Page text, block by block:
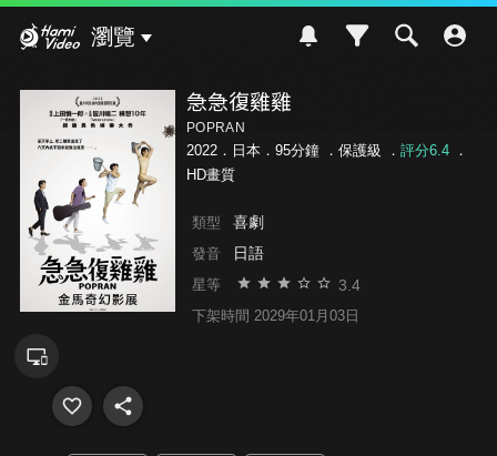
瀏覽
急急復雞雞
POPRAN
2022．日本．95分鐘 ． 保護級 ． 評分6.4．
HD畫質
類型 喜劇
發音 日語
星等 3.4
下架時間 2029年01月03日